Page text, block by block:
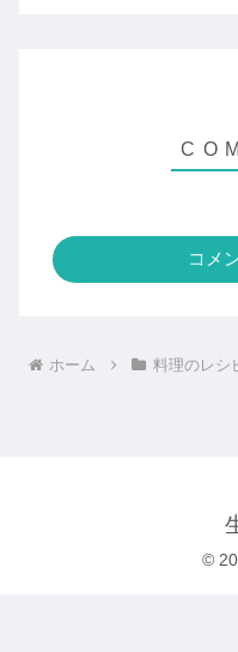
コメ
ホーム 料理のレシ
©